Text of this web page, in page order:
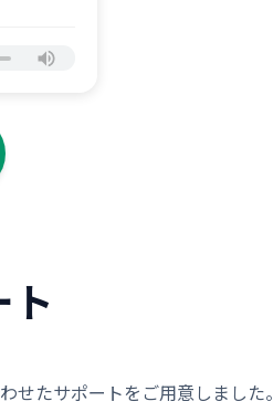
たサポートをご用意しました。